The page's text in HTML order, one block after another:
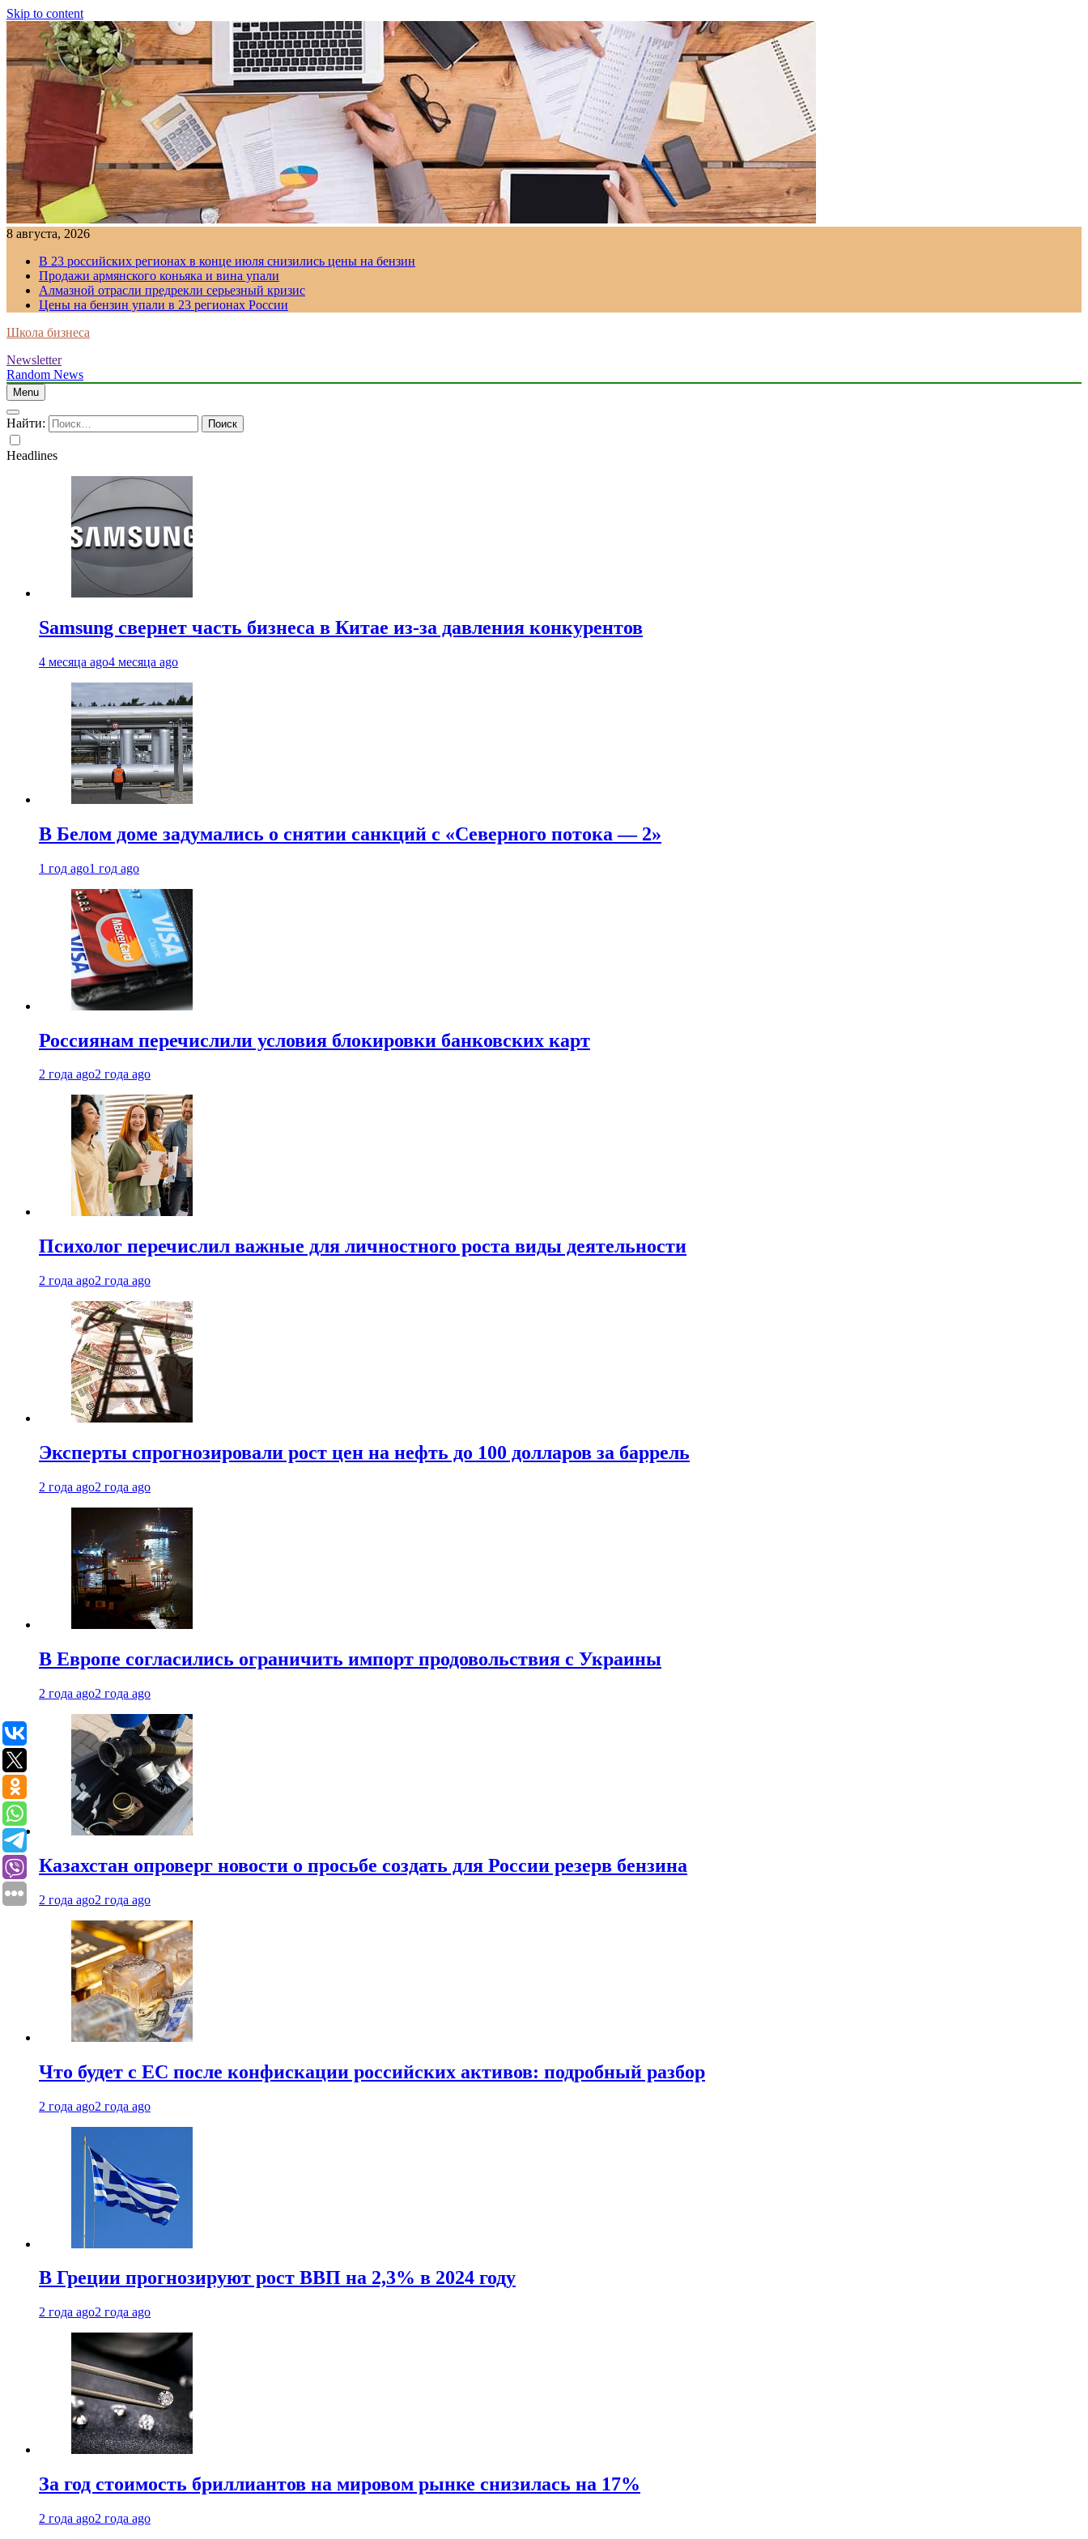
Skip to content
8 августа, 2026
В 23 российских регионах в конце июля снизились цены на бензин
Продажи армянского коньяка и вина упали
Алмазной отрасли предрекли серьезный кризис
Цены на бензин упали в 23 регионах России
Школа бизнеса
Newsletter
Random News
Menu
Найти:
Headlines
Samsung свернет часть бизнеса в Китае из-за давления конкурентов
4 месяца ago4 месяца ago
В Белом доме задумались о снятии санкций с «Северного потока — 2»
1 год ago1 год ago
Россиянам перечислили условия блокировки банковских карт
2 года ago2 года ago
Психолог перечислил важные для личностного роста виды деятельности
2 года ago2 года ago
Эксперты спрогнозировали рост цен на нефть до 100 долларов за баррель
2 года ago2 года ago
В Европе согласились ограничить импорт продовольствия с Украины
2 года ago2 года ago
Казахстан опроверг новости о просьбе создать для России резерв бензина
2 года ago2 года ago
Что будет с ЕС после конфискации российских активов: подробный разбор
2 года ago2 года ago
В Греции прогнозируют рост ВВП на 2,3% в 2024 году
2 года ago2 года ago
За год стоимость бриллиантов на мировом рынке снизилась на 17%
2 года ago2 года ago